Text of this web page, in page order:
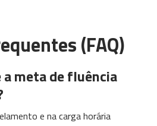
(FAQ)
a meta de fluência
e na carga horária